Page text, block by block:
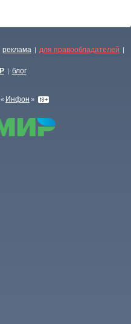
реклама | для правообладателей |
| блог
Инфон »